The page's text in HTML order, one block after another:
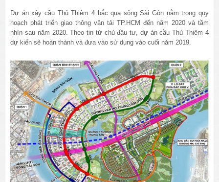
Dự án xây cầu Thủ Thiêm 4 bắc qua sông Sài Gòn nằm trong quy
hoạch phát triển giao thông vận tải TP.HCM đến năm 2020 và tầm
nhìn sau năm 2020. Theo tin từ chủ đầu tư, dự án cầu Thủ Thiêm 4
dự kiến sẽ hoàn thành và đưa vào sử dụng vào cuối năm 2019.